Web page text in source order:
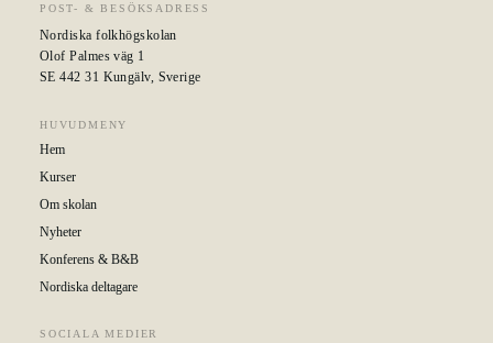
POST- & BESÖKSADRESS
Nordiska folkhögskolan
Olof Palmes väg 1
SE 442 31 Kungälv, Sverige
HUVUDMENY
Hem
Kurser
Om skolan
Nyheter
Konferens & B&B
Nordiska deltagare
SOCIALA MEDIER